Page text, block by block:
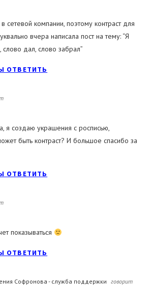
сетевой компании, поэтому контраст для
вчера написала пост на тему: “Я
слово дал, слово забрал”
ОТВЕТИТЬ
я создаю украшения с росписью,
быть контраст? И большое спасибо за
ОТВЕТИТЬ
показываться
ОТВЕТИТЬ
Софронова - служба поддержки говорит